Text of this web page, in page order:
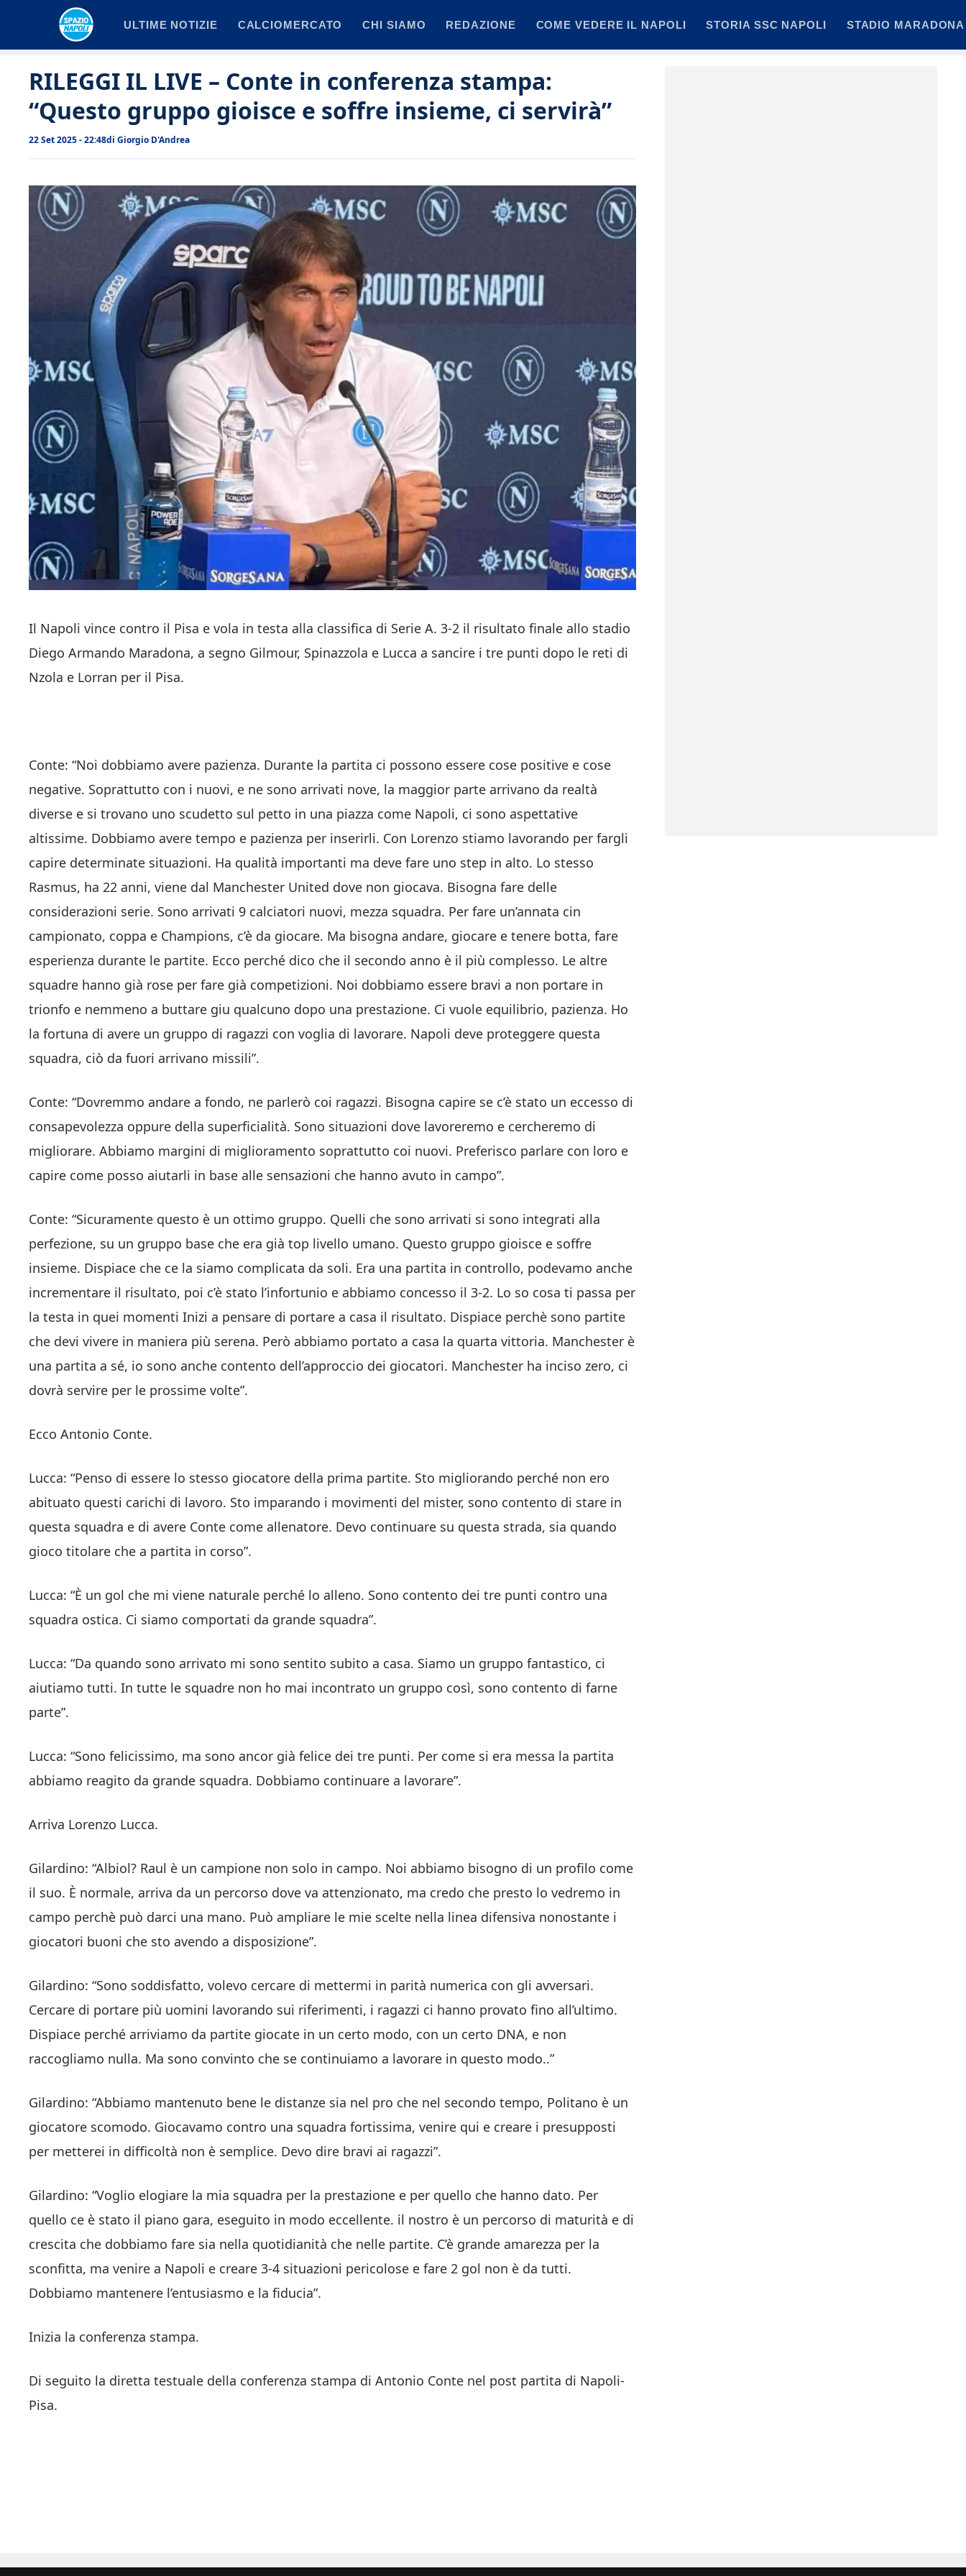
ULTIME NOTIZIE CALCIOMERCATO CHI SIAMO REDAZIONE COME VEDERE IL NAPOLI STORIA SSC NAPOLI STADIO MARADONA
RILEGGI IL LIVE – Conte in conferenza stampa:
“Questo gruppo gioisce e soffre insieme, ci servirà”
22 Set 2025 - 22:48di Giorgio D'Andrea
Il Napoli vince contro il Pisa e vola in testa alla classifica di Serie A. 3-2 il risultato finale allo stadio
Diego Armando Maradona, a segno Gilmour, Spinazzola e Lucca a sancire i tre punti dopo le reti di
Nzola e Lorran per il Pisa.
Conte: “Noi dobbiamo avere pazienza. Durante la partita ci possono essere cose positive e cose
negative. Soprattutto con i nuovi, e ne sono arrivati nove, la maggior parte arrivano da realtà
diverse e si trovano uno scudetto sul petto in una piazza come Napoli, ci sono aspettative
altissime. Dobbiamo avere tempo e pazienza per inserirli. Con Lorenzo stiamo lavorando per fargli
capire determinate situazioni. Ha qualità importanti ma deve fare uno step in alto. Lo stesso
Rasmus, ha 22 anni, viene dal Manchester United dove non giocava. Bisogna fare delle
considerazioni serie. Sono arrivati 9 calciatori nuovi, mezza squadra. Per fare un’annata cin
campionato, coppa e Champions, c’è da giocare. Ma bisogna andare, giocare e tenere botta, fare
esperienza durante le partite. Ecco perché dico che il secondo anno è il più complesso. Le altre
squadre hanno già rose per fare già competizioni. Noi dobbiamo essere bravi a non portare in
trionfo e nemmeno a buttare giu qualcuno dopo una prestazione. Ci vuole equilibrio, pazienza. Ho
la fortuna di avere un gruppo di ragazzi con voglia di lavorare. Napoli deve proteggere questa
squadra, ciò da fuori arrivano missili”.
Conte: “Dovremmo andare a fondo, ne parlerò coi ragazzi. Bisogna capire se c’è stato un eccesso di
consapevolezza oppure della superficialità. Sono situazioni dove lavoreremo e cercheremo di
migliorare. Abbiamo margini di miglioramento soprattutto coi nuovi. Preferisco parlare con loro e
capire come posso aiutarli in base alle sensazioni che hanno avuto in campo”.
Conte: “Sicuramente questo è un ottimo gruppo. Quelli che sono arrivati si sono integrati alla
perfezione, su un gruppo base che era già top livello umano. Questo gruppo gioisce e soffre
insieme. Dispiace che ce la siamo complicata da soli. Era una partita in controllo, podevamo anche
incrementare il risultato, poi c’è stato l’infortunio e abbiamo concesso il 3-2. Lo so cosa ti passa per
la testa in quei momenti Inizi a pensare di portare a casa il risultato. Dispiace perchè sono partite
che devi vivere in maniera più serena. Però abbiamo portato a casa la quarta vittoria. Manchester è
una partita a sé, io sono anche contento dell’approccio dei giocatori. Manchester ha inciso zero, ci
dovrà servire per le prossime volte”.
Ecco Antonio Conte.
Lucca: “Penso di essere lo stesso giocatore della prima partite. Sto migliorando perché non ero
abituato questi carichi di lavoro. Sto imparando i movimenti del mister, sono contento di stare in
questa squadra e di avere Conte come allenatore. Devo continuare su questa strada, sia quando
gioco titolare che a partita in corso”.
Lucca: “È un gol che mi viene naturale perché lo alleno. Sono contento dei tre punti contro una
squadra ostica. Ci siamo comportati da grande squadra”.
Lucca: “Da quando sono arrivato mi sono sentito subito a casa. Siamo un gruppo fantastico, ci
aiutiamo tutti. In tutte le squadre non ho mai incontrato un gruppo così, sono contento di farne
parte”.
Lucca: “Sono felicissimo, ma sono ancor già felice dei tre punti. Per come si era messa la partita
abbiamo reagito da grande squadra. Dobbiamo continuare a lavorare”.
Arriva Lorenzo Lucca.
Gilardino: “Albiol? Raul è un campione non solo in campo. Noi abbiamo bisogno di un profilo come
il suo. È normale, arriva da un percorso dove va attenzionato, ma credo che presto lo vedremo in
campo perchè può darci una mano. Può ampliare le mie scelte nella linea difensiva nonostante i
giocatori buoni che sto avendo a disposizione”.
Gilardino: “Sono soddisfatto, volevo cercare di mettermi in parità numerica con gli avversari.
Cercare di portare più uomini lavorando sui riferimenti, i ragazzi ci hanno provato fino all’ultimo.
Dispiace perché arriviamo da partite giocate in un certo modo, con un certo DNA, e non
raccogliamo nulla. Ma sono convinto che se continuiamo a lavorare in questo modo..”
Gilardino: “Abbiamo mantenuto bene le distanze sia nel pro che nel secondo tempo, Politano è un
giocatore scomodo. Giocavamo contro una squadra fortissima, venire qui e creare i presupposti
per metterei in difficoltà non è semplice. Devo dire bravi ai ragazzi”.
Gilardino: “Voglio elogiare la mia squadra per la prestazione e per quello che hanno dato. Per
quello ce è stato il piano gara, eseguito in modo eccellente. il nostro è un percorso di maturità e di
crescita che dobbiamo fare sia nella quotidianità che nelle partite. C’è grande amarezza per la
sconfitta, ma venire a Napoli e creare 3-4 situazioni pericolose e fare 2 gol non è da tutti.
Dobbiamo mantenere l’entusiasmo e la fiducia”.
Inizia la conferenza stampa.
Di seguito la diretta testuale della conferenza stampa di Antonio Conte nel post partita di Napoli-
Pisa.